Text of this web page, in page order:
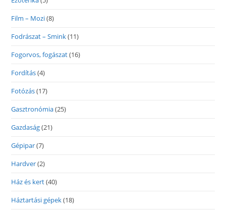
Film – Mozi(8)
Fodrászat – Smink(11)
Fogorvos, fogászat(16)
Fordítás(4)
Fotózás(17)
Gasztronómia(25)
Gazdaság(21)
Gépipar(7)
Hardver(2)
Ház és kert(40)
Háztartási gépek(18)